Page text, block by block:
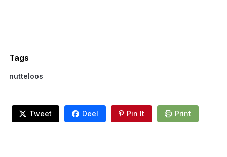
Tags
nutteloos
Tweet Deel Pin It Print